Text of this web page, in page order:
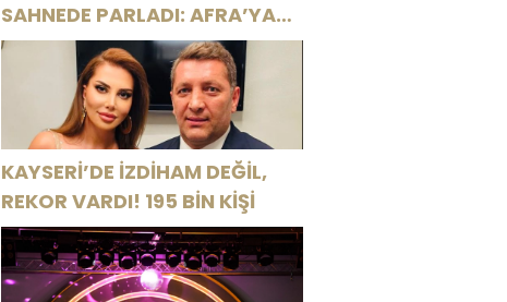
SAHNEDE PARLADI: AFRA’YA
HARBİYE’DE BÜYÜK ALKIŞ
KAYSERİ’DE İZDİHAM DEĞİL,
REKOR VARDI! 195 BİN KİŞİ